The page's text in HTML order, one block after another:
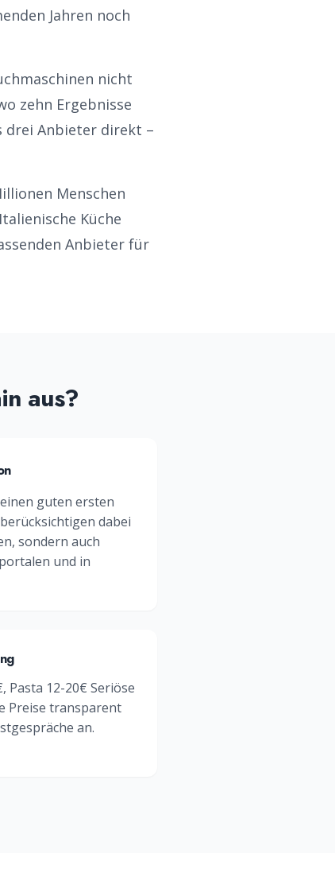
Jahren noch
nicht
zehn Ergebnisse
drei Anbieter direkt –
Menschen
Italienische Küche
Anbieter für
aus?
guten ersten
dabei
sondern auch
und in
Pasta 12-20€ Seriöse
Preise transparent
an.